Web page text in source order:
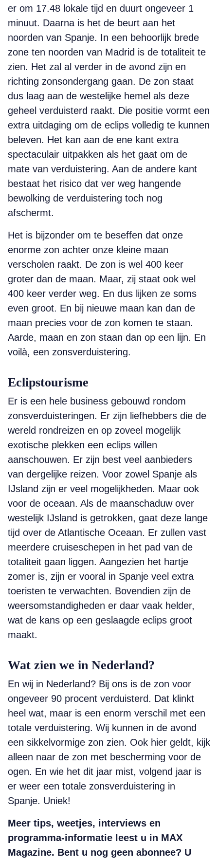
er om 17.48 lokale tijd en duurt ongeveer 1
minuut. Daarna is het de beurt aan het
noorden van Spanje. In een behoorlijk brede
zone ten noorden van Madrid is de totaliteit te
zien. Het zal al verder in de avond zijn en
richting zonsondergang gaan. De zon staat
dus laag aan de westelijke hemel als deze
geheel verduisterd raakt. Die positie vormt een
extra uitdaging om de eclips volledig te kunnen
beleven. Het kan aan de ene kant extra
spectaculair uitpakken als het gaat om de
mate van verduistering. Aan de andere kant
bestaat het risico dat ver weg hangende
bewolking de verduistering toch nog
afschermt.
Het is bijzonder om te beseffen dat onze
enorme zon achter onze kleine maan
verscholen raakt. De zon is wel 400 keer
groter dan de maan. Maar, zij staat ook wel
400 keer verder weg. En dus lijken ze soms
even groot. En bij nieuwe maan kan dan de
maan precies voor de zon komen te staan.
Aarde, maan en zon staan dan op een lijn. En
voilà, een zonsverduistering.
Eclipstourisme
Er is een hele business gebouwd rondom
zonsverduisteringen. Er zijn liefhebbers die de
wereld rondreizen en op zoveel mogelijk
exotische plekken een eclips willen
aanschouwen. Er zijn best veel aanbieders
van dergelijke reizen. Voor zowel Spanje als
IJsland zijn er veel mogelijkheden. Maar ook
voor de oceaan. Als de maanschaduw over
westelijk IJsland is getrokken, gaat deze lange
tijd over de Atlantische Oceaan. Er zullen vast
meerdere cruiseschepen in het pad van de
totaliteit gaan liggen. Aangezien het hartje
zomer is, zijn er vooral in Spanje veel extra
toeristen te verwachten. Bovendien zijn de
weersomstandigheden er daar vaak helder,
wat de kans op een geslaagde eclips groot
maakt.
Wat zien we in Nederland?
En wij in Nederland? Bij ons is de zon voor
ongeveer 90 procent verduisterd. Dat klinkt
heel wat, maar is een enorm verschil met een
totale verduistering. Wij kunnen in de avond
een sikkelvormige zon zien. Ook hier geldt, kijk
alleen naar de zon met bescherming voor de
ogen. En wie het dit jaar mist, volgend jaar is
er weer een totale zonsverduistering in
Spanje. Uniek!
Meer tips, weetjes, interviews en
programma-informatie leest u in MAX
Magazine. Bent u nog geen abonnee? U